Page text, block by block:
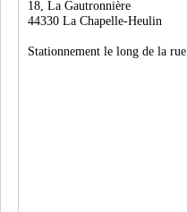
18, La Gautronnière
44330 La Chapelle-Heulin
Stationnement le long de la rue